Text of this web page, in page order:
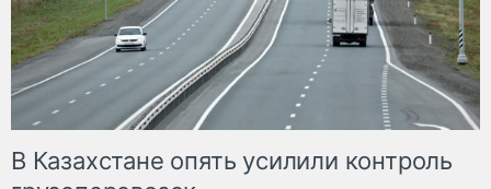
В Казахстане опять усилили контроль